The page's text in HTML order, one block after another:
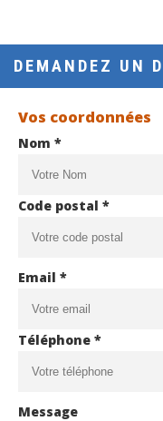
DEMANDEZ UN
Vos coordonnées
Nom *
Code postal *
Email *
Téléphone *
Message